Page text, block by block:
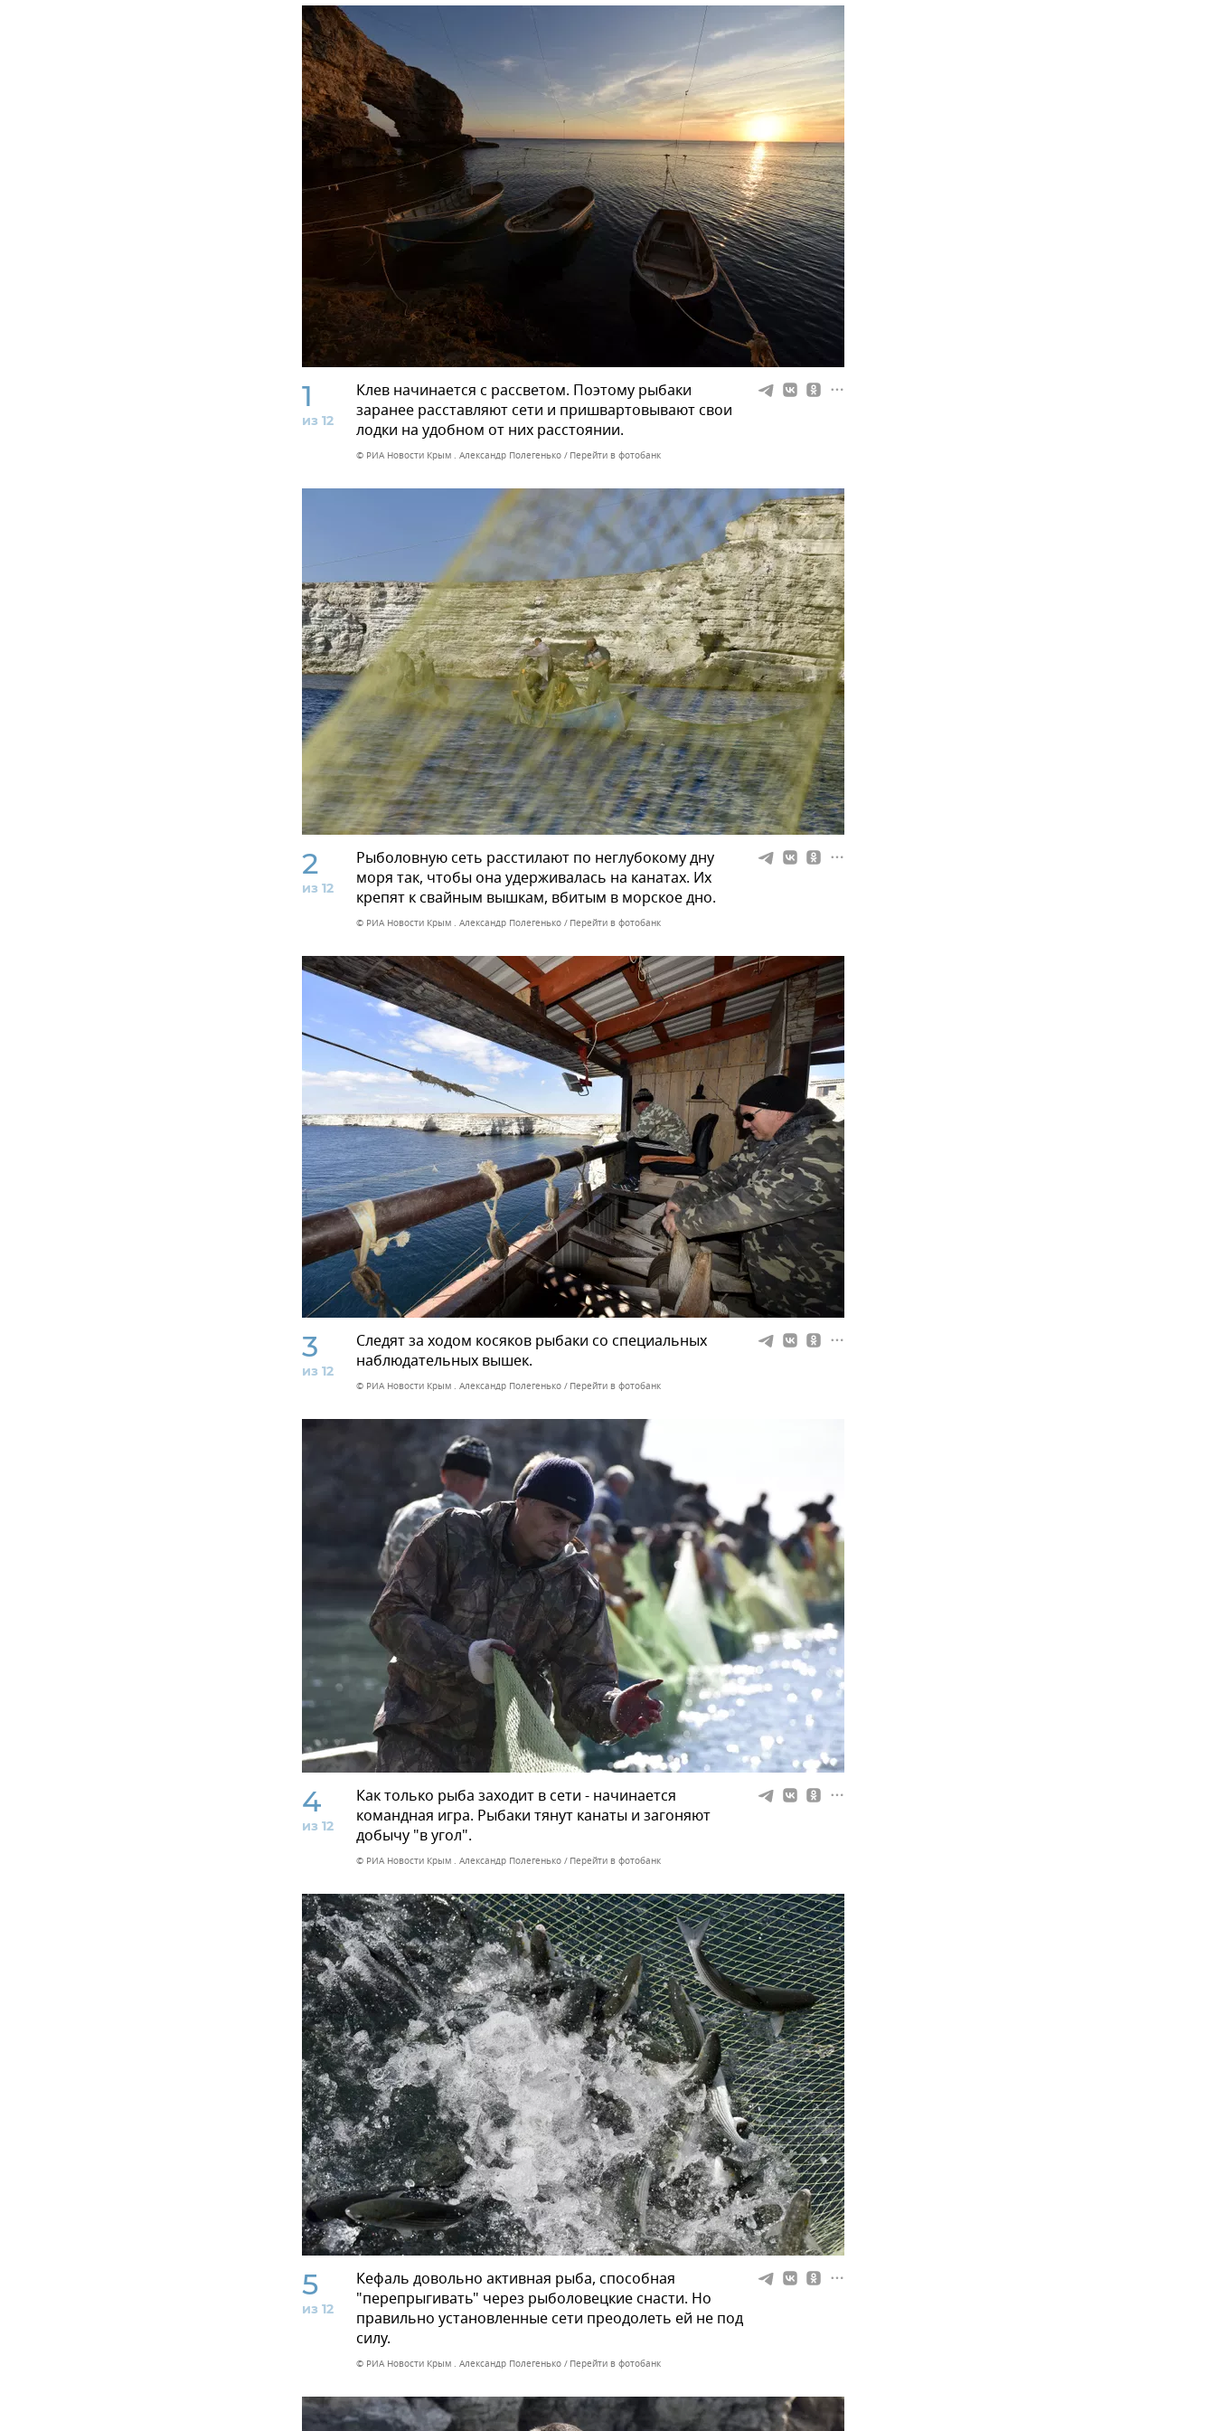
1
из 12
Клев начинается с рассветом. Поэтому рыбаки
заранее расставляют сети и пришвартовывают свои
лодки на удобном от них расстоянии.
© РИА Новости Крым . Александр Полегенько Перейти в фотобанк
2
из 12
Рыболовную сеть расстилают по неглубокому дну
моря так, чтобы она удерживалась на канатах. Их
крепят к свайным вышкам, вбитым в морское дно.
© РИА Новости Крым . Александр Полегенько Перейти в фотобанк
3
из 12
Следят за ходом косяков рыбаки со специальных
наблюдательных вышек.
© РИА Новости Крым . Александр Полегенько Перейти в фотобанк
4
из 12
Как только рыба заходит в сети - начинается
командная игра. Рыбаки тянут канаты и загоняют
добычу "в угол".
© РИА Новости Крым . Александр Полегенько Перейти в фотобанк
5
из 12
Кефаль довольно активная рыба, способная
"перепрыгивать" через рыболовецкие снасти. Но
правильно установленные сети преодолеть ей не под
силу.
© РИА Новости Крым . Александр Полегенько Перейти в фотобанк